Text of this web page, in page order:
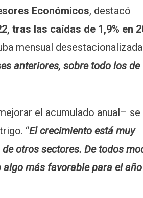
Económicos, destacó
tras las caídas de 1,9% en
mensual
anteriores, sobre todo los de
el acumulado anual– se
“El crecimiento está muy
otros sectores. De todos
más favorable para el año